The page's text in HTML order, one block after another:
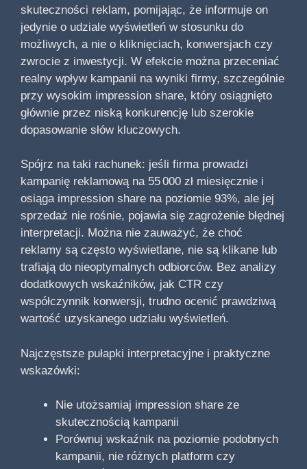
skuteczności reklam, pomijając, że informuje on
jedynie o udziale wyświetleń w stosunku do
możliwych, a nie o kliknięciach, konwersjach czy
zwrocie z inwestycji. W efekcie można przeceniać
realny wpływ kampanii na wyniki firmy, szczególnie
przy wysokim impression share, który osiągnięto
głównie przez niską konkurencję lub szerokie
dopasowanie słów kluczowych.
Spójrz na taki rachunek: jeśli firma prowadzi
kampanię reklamową na 55 000 zł miesięcznie i
osiąga impression share na poziomie 93%, ale jej
sprzedaż nie rośnie, pojawia się zagrożenie błędnej
interpretacji. Można nie zauważyć, że choć
reklamy są często wyświetlane, nie są klikane lub
trafiają do nieoptymalnych odbiorców. Bez analizy
dodatkowych wskaźników, jak CTR czy
współczynnik konwersji, trudno ocenić prawdziwą
wartość uzyskanego udziału wyświetleń.
Najczęstsze pułapki interpretacyjne i praktyczne
wskazówki:
Nie utożsamiaj impression share ze
skutecznością kampanii
Porównuj wskaźnik na poziomie podobnych
kampanii, nie różnych platform czy